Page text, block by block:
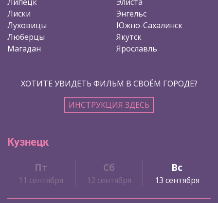
Лиски
Луховицы
Люберцы
Магадан
Энгельс
Южно-Сахалинск
Якутск
Ярославль
ХОТИТЕ УВИДЕТЬ ФИЛЬМ В СВОЁМ ГОРОДЕ?
ИНСТРУКЦИЯ ЗДЕСЬ
Кузнецк
Пт
11 сентября
Сб
12 сентября
Вс
13 сентября